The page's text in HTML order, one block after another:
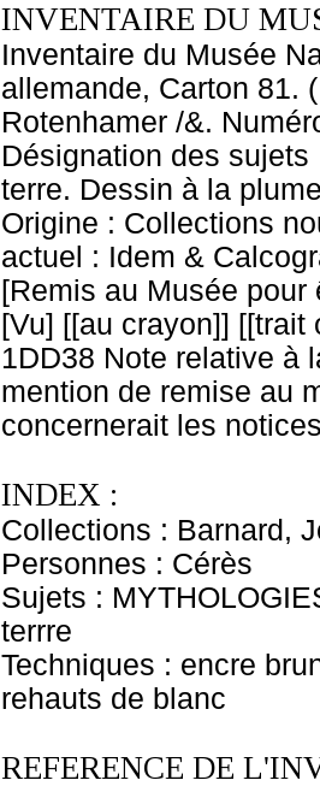
INVENTAIRE DU
Inventaire du Musée
allemande, Carton 81.
Rotenhamer /&.
Désignation des
terre. Dessin à la
Origine : Collections
actuel : Idem &
[Remis au Musée
[Vu] [[au crayon]]
1DD38 Note relative à
mention de remise au
concernerait les
INDEX :
Collections : Barnard,
Personnes : Cérès
Sujets :
terrre
Techniques : encre
rehauts de blanc
REFERENCE DE